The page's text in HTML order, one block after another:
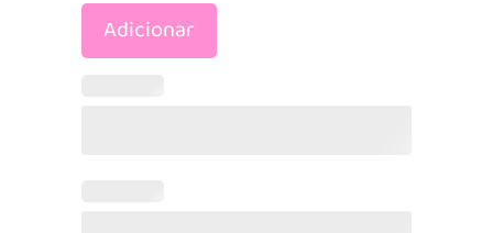
-
Adicionar